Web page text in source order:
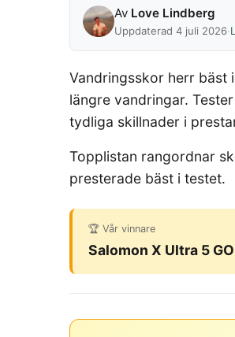
Av Love Lindberg
Uppdaterad 4 juli 2026·
Vandringsskor herr
längre vandringar.
tydliga skillnader i
Topplistan rangordnar
presterade bäst i testet.
🏆 Vår vinnare
Salomon X Ultra 5